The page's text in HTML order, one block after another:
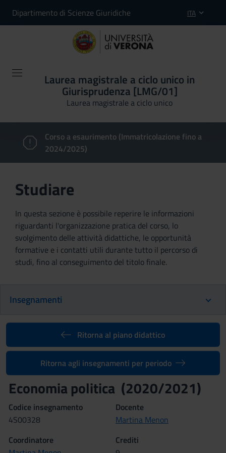
Dipartimento di Scienze Giuridiche ITA
Laurea magistrale a ciclo unico in
Giurisprudenza [LMG/01]
Laurea magistrale a ciclo unico
Corso a esaurimento (Immatricolazione fino a
2024/2025)
Studiare
In questa sezione è possibile reperire le informazioni
riguardanti l'organizzazione pratica del corso, lo
svolgimento delle attività didattiche, le opportunità
formative e i contatti utili durante tutto il percorso di
studi, fino al conseguimento del titolo finale.
Insegnamenti
Ritorna al piano didattico
Ritorna agli insegnamenti per periodo
Economia politica (2020/2021)
Codice insegnamento
4S00328
Docente
Martina Menon
Coordinatore
Crediti